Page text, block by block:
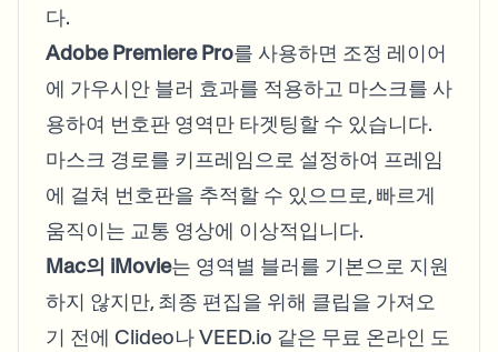
다.
Adobe Premiere Pro를 사용하면 조정 레이어
에 가우시안 블러 효과를 적용하고 마스크를 사
용하여 번호판 영역만 타겟팅할 수 있습니다.
마스크 경로를 키프레임으로 설정하여 프레임
에 걸쳐 번호판을 추적할 수 있으므로, 빠르게
움직이는 교통 영상에 이상적입니다.
Mac의 iMovie는 영역별 블러를 기본으로 지원
하지 않지만, 최종 편집을 위해 클립을 가져오
기 전에 Clideo나 VEED.io 같은 무료 온라인 도